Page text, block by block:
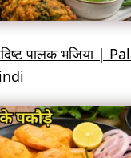
पालक भजिया |